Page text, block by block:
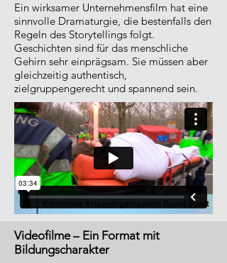
Ein wirksamer Unternehmensfilm hat eine
sinnvolle Dramaturgie, die bestenfalls den
Regeln des Storytellings folgt.
Geschichten sind für das menschliche
Gehirn sehr einprägsam. Sie müssen aber
gleichzeitig authentisch,
zielgruppengerecht und spannend sein.
Videofilme – Ein Format mit
Bildungscharakter